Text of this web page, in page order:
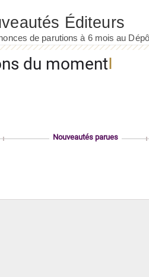
du moment
Nouveautés parues